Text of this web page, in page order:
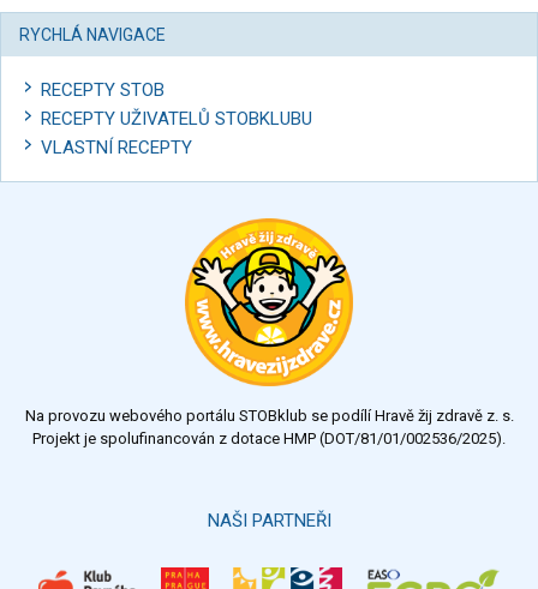
RYCHLÁ NAVIGACE
RECEPTY STOB
RECEPTY UŽIVATELŮ STOBKLUBU
VLASTNÍ RECEPTY
Na provozu webového portálu STOBklub se podílí Hravě žij zdravě z. s.
Projekt je spolufinancován z dotace HMP (DOT/81/01/002536/2025).
NAŠI PARTNEŘI